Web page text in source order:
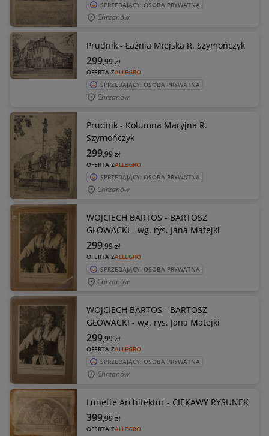
SPRZEDAJĄCY: OSOBA PRYWATNA
Chrzanów
Prudnik - Łażnia Miejska R. Szymończyk
OFERTA ZALLEGRO
299,99zł
SPRZEDAJĄCY: OSOBA PRYWATNA
Chrzanów
Prudnik - Kolumna Maryjna R.
Szymończyk
OFERTA ZALLEGRO
299,99zł
SPRZEDAJĄCY: OSOBA PRYWATNA
Chrzanów
WOJCIECH BARTOS - BARTOSZ
GŁOWACKI - wg. rys. Jana Matejki
OFERTA ZALLEGRO
299,99zł
SPRZEDAJĄCY: OSOBA PRYWATNA
Chrzanów
WOJCIECH BARTOS - BARTOSZ
GŁOWACKI - wg. rys. Jana Matejki
OFERTA ZALLEGRO
299,99zł
SPRZEDAJĄCY: OSOBA PRYWATNA
Chrzanów
Lunette Architektur - CIEKAWY RYSUNEK
OFERTA ZALLEGRO
399,99zł